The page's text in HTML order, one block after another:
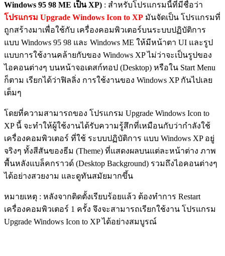
Windows 95 98 ME เป็น XP) : สำหรับโปรแกรมนี้ที่มีชื่อว่า
โปรแกรม Upgrade Windows Icon to XP มันจัดเป็น โปรแกรมที่
ถูกสร้างมาเพื่อใช้กับ เครื่องคอมพิวเตอร์บนระบบปฏิบัติการ
แบบ Windows 95 98 และ Windows ME ให้มีหน้าตา UI และรูป
แบบการใช้งานคล้ายกับของ Windows XP ไม่ว่าจะเป็นรูปของ
ไอคอนต่างๆ บนหน้าจอเดสก์ทอป (Desktop) หรือใน Start Menu
ก็ตาม เรียกได้ว่าฟิลลิ่ง การใช้งานของ Windows XP กันไปเลย
เต็มๆ
โดยที่ความสามารถของ โปรแกรม Upgrade Windows Icon to
XP นี้ จะทำให้ผู้ใช้งานได้รับความรู้สึกที่เหมือนกับว่ากำลังใช้
เครื่องคอมพิวเตอร์ ที่ใช้ ระบบปฏิบัติการ แบบ Windows XP อยู่
จริงๆ ทั้งสีสันของธีม (Theme) ที่แสดงผลบนแต่ละหน้าต่าง ภาพ
พื้นหลังแบล็คกราวด์ (Desktop Background) รวมถึงไอคอนต่างๆ
ได้อย่างสวยงาม และดูทันสมัยมากขึ้น
หมายเหตุ : หลังจากติดตั้งเรียบร้อยแล้ว ต้องทำการ Restart
เครื่องคอมพิวเตอร์ 1 ครั้ง จึงจะสามารถเรียกใช้งาน โปรแกรม
Upgrade Windows Icon to XP ได้อย่างสมบูรณ์